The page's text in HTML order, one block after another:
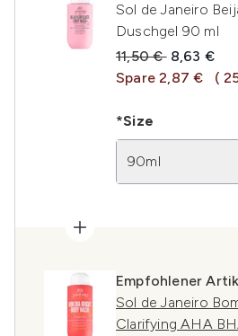
Sol de Janeiro
Duschgel 90 ml
Unverbindliche
11,50 € Aktueller
8,63 €
Spare 2,87 €
(
*Size
90ml
Empfohlener
Sol de Janeiro
Clarifying AHA